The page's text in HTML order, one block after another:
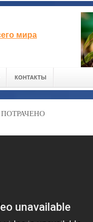
мира
КОНТАКТЫ
| ПОТРАЧЕНО